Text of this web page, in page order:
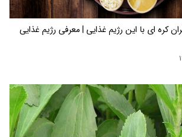
کره ای با این رژیم غذایی | معرفی رژیم غذایی